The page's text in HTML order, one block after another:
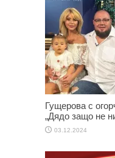
Гущерова с
„Дядо защо не
03.12.2024